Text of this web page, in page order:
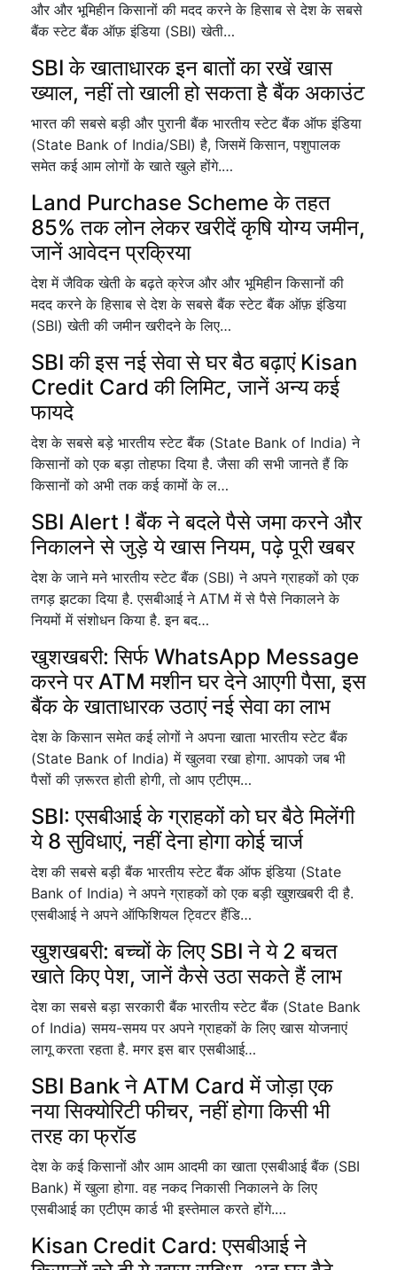
और और भूमिहीन किसानों की मदद करने के हिसाब से देश के सबसे
बैंक स्टेट बैंक ऑफ़ इंडिया (SBI) खेती…
SBI के खाताधारक इन बातों का रखें खास
ख्याल, नहीं तो खाली हो सकता है बैंक अकाउंट
भारत की सबसे बड़ी और पुरानी बैंक भारतीय स्टेट बैंक ऑफ इंडिया
(State Bank of India/SBI) है, जिसमें किसान, पशुपालक
समेत कई आम लोगों के खाते खुले होंगे.…
Land Purchase Scheme के तहत
85% तक लोन लेकर खरीदें कृषि योग्य जमीन,
जानें आवेदन प्रक्रिया
देश में जैविक खेती के बढ़ते क्रेज और और भूमिहीन किसानों की
मदद करने के हिसाब से देश के सबसे बैंक स्टेट बैंक ऑफ़ इंडिया
(SBI) खेती की जमीन खरीदने के लिए…
SBI की इस नई सेवा से घर बैठ बढ़ाएं Kisan
Credit Card की लिमिट, जानें अन्य कई
फायदे
देश के सबसे बड़े भारतीय स्टेट बैंक (State Bank of India) ने
किसानों को एक बड़ा तोहफा दिया है. जैसा की सभी जानते हैं कि
किसानों को अभी तक कई कामों के ल…
SBI Alert ! बैंक ने बदले पैसे जमा करने और
निकालने से जुड़े ये खास नियम, पढ़े पूरी खबर
देश के जाने मने भारतीय स्टेट बैंक (SBI) ने अपने ग्राहकों को एक
तगड़ झटका दिया है. एसबीआई ने ATM में से पैसे निकालने के
नियमों में संशोधन किया है. इन बद…
खुशखबरी: सिर्फ WhatsApp Message
करने पर ATM मशीन घर देने आएगी पैसा, इस
बैंक के खाताधारक उठाएं नई सेवा का लाभ
देश के किसान समेत कई लोगों ने अपना खाता भारतीय स्टेट बैंक
(State Bank of India) में खुलवा रखा होगा. आपको जब भी
पैसों की ज़रूरत होती होगी, तो आप एटीएम…
SBI: एसबीआई के ग्राहकों को घर बैठे मिलेंगी
ये 8 सुविधाएं, नहीं देना होगा कोई चार्ज
देश की सबसे बड़ी बैंक भारतीय स्टेट बैंक ऑफ इंडिया (State
Bank of India) ने अपने ग्राहकों को एक बड़ी खुशखबरी दी है.
एसबीआई ने अपने ऑफिशियल ट्विटर हैंडि…
खुशखबरी: बच्चों के लिए SBI ने ये 2 बचत
खाते किए पेश, जानें कैसे उठा सकते हैं लाभ
देश का सबसे बड़ा सरकारी बैंक भारतीय स्टेट बैंक (State Bank
of India) समय-समय पर अपने ग्राहकों के लिए खास योजनाएं
लागू करता रहता है. मगर इस बार एसबीआई…
SBI Bank ने ATM Card में जोड़ा एक
नया सिक्योरिटी फीचर, नहीं होगा किसी भी
तरह का फ्रॉड
देश के कई किसानों और आम आदमी का खाता एसबीआई बैंक (SBI
Bank) में खुला होगा. वह नकद निकासी निकालने के लिए
एसबीआई का एटीएम कार्ड भी इस्तेमाल करते होंगे.…
Kisan Credit Card: एसबीआई ने